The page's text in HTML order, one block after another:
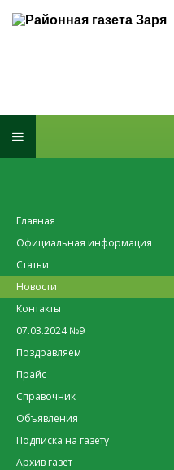
Главная
Официальная информация
Статьи
Новости
Контакты
07.03.2024 №9
Поздравляем
Прайс
Справочник
Объявления
Подписка на газету
Архив газет